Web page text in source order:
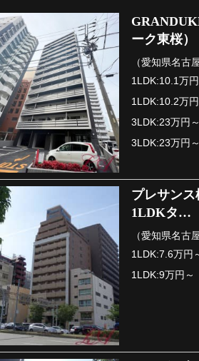
ーク東桜）
（愛知県名古
1LDK:10.1万円
1LDK:10.2万円
3LDK:23万円～
3LDK:23万円～
プレサン
1LDKタ…
（愛知県名古
1LDK:7.6万円
1LDK:9万円～